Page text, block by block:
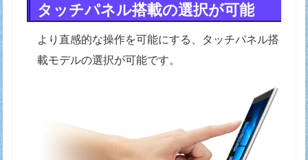
タッチパネル搭載の選択が可能
より直感的な操作を可能にする、タッチパネル搭
載モデルの選択が可能です。